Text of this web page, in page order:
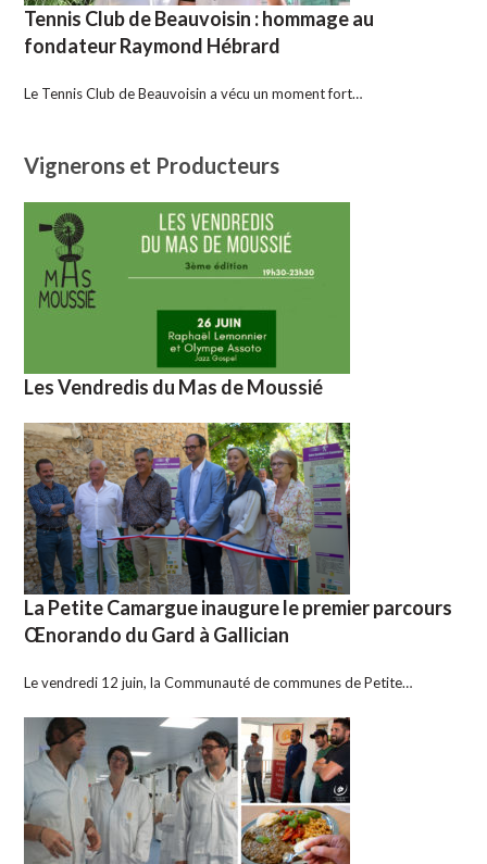
Tennis Club de Beauvoisin : hommage au
fondateur Raymond Hébrard
Le Tennis Club de Beauvoisin a vécu un moment fort…
Vignerons et Producteurs
Les Vendredis du Mas de Moussié
La Petite Camargue inaugure le premier parcours
Œnorando du Gard à Gallician
Le vendredi 12 juin, la Communauté de communes de Petite…